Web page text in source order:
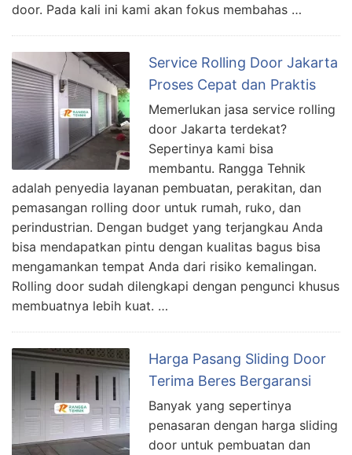
door. Pada kali ini kami akan fokus membahas …
Service Rolling Door Jakarta
Proses Cepat dan Praktis
Memerlukan jasa service rolling
door Jakarta terdekat?
Sepertinya kami bisa
membantu. Rangga Tehnik
adalah penyedia layanan pembuatan, perakitan, dan
pemasangan rolling door untuk rumah, ruko, dan
perindustrian. Dengan budget yang terjangkau Anda
bisa mendapatkan pintu dengan kualitas bagus bisa
mengamankan tempat Anda dari risiko kemalingan.
Rolling door sudah dilengkapi dengan pengunci khusus
membuatnya lebih kuat. …
Harga Pasang Sliding Door
Terima Beres Bergaransi
Banyak yang sepertinya
penasaran dengan harga sliding
door untuk pembuatan dan